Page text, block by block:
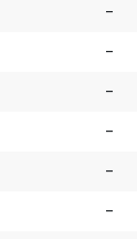
-
-
-
-
-
-